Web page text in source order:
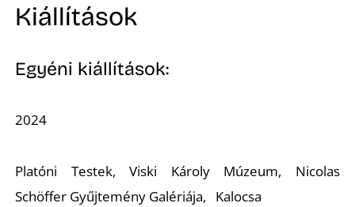
Kiállítások
Egyéni kiállítások:
2024
Platóni Testek, Viski Károly Múzeum, Nicolas
Schöffer Gyűjtemény Galériája, Kalocsa